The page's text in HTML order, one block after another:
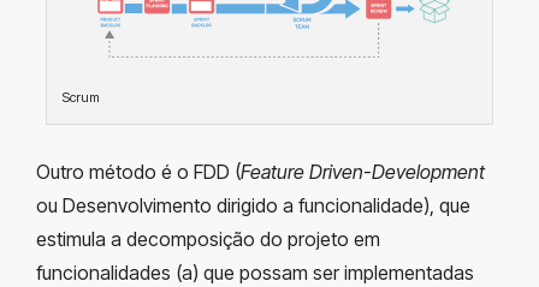
Scrum
Outro método é o FDD (Feature Driven-Development
ou Desenvolvimento dirigido a funcionalidade), que
estimula a decomposição do projeto em
funcionalidades (a) que possam ser implementadas